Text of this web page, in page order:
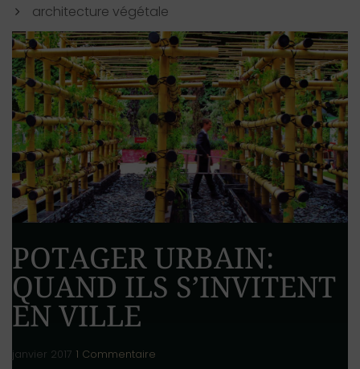
architecture végétale
POTAGER URBAIN:
QUAND ILS S’INVITENT
EN VILLE
janvier 2017 1 Commentaire